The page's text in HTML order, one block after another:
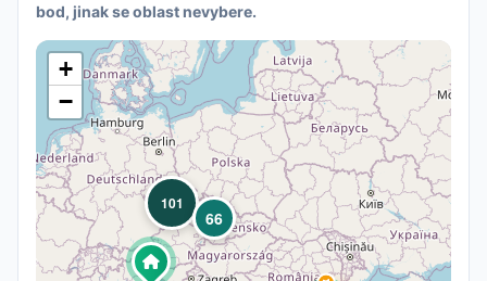
bod, jinak se oblast nevybere.
66
101
+
−